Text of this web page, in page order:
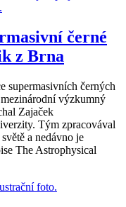
černé
z Brna
supermasivních černých
výzkumný
Zajaček
Tým zpracovával
a nedávno je
The Astrophysical